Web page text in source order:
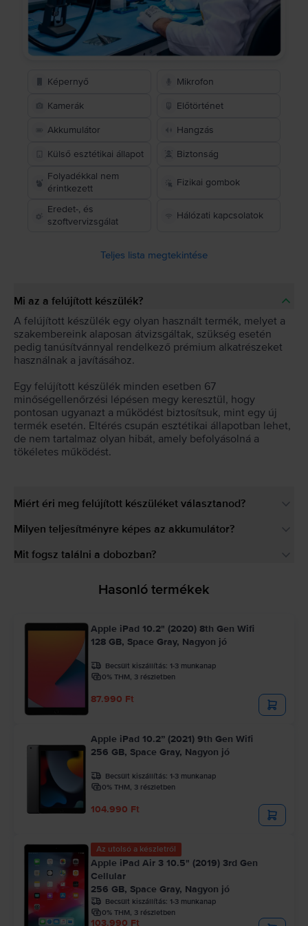
Képernyő Mikrofon
Kamerák Előtörténet
Akkumulátor Hangzás
Külső esztétikai állapot
Biztonság
Folyadékkal nem
érintkezett
Fizikai gombok
Eredet-, és
szoftvervizsgálat
Hálózati kapcsolatok
Teljes lista megtekintése
Mi az a felújított készülék?
A felújított készülék egy olyan használt termék, melyet a
szakembereink alaposan átvizsgáltak, szükség esetén
pedig tanúsítvánnyal rendelkező prémium alkatrészeket
használnak a javításához.
Egy felújított készülék minden esetben 67
minőségellenőrzési lépésen megy keresztül, hogy
pontosan ugyanazt a működést biztosítsuk, mint egy új
termék esetén. Eltérés csupán esztétikai állapotban lehet,
de nem tartalmaz olyan hibát, amely befolyásolná a
tökéletes működést.
Miért éri meg felújított készüléket választanod?
Milyen teljesítményre képes az akkumulátor?
Mit fogsz találni a dobozban?
Hasonló termékek
Apple iPad 10.2" (2020) 8th Gen Wifi
128 GB, Space Gray, Nagyon jó
Becsült kiszállítás: 1-3 munkanap
0% THM, 3 részletben
87.990 Ft
Apple iPad 10.2” (2021) 9th Gen Wifi
256 GB, Space Gray, Nagyon jó
Becsült kiszállítás: 1-3 munkanap
0% THM, 3 részletben
104.990 Ft
Az utolsó a készletről
Apple iPad Air 3 10.5" (2019) 3rd Gen
Cellular
256 GB, Space Gray, Nagyon jó
Becsült kiszállítás: 1-3 munkanap
0% THM, 3 részletben
103.990 Ft